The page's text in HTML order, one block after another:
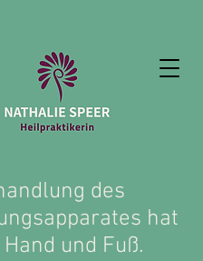
des
hat
und Fuß.